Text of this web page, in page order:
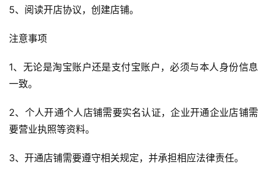
5、阅读开店协议，创建店铺。
注意事项
1、无论是淘宝账户还是支付宝账户，必须与本人身份信息
一致。
2、个人开通个人店铺需要实名认证，企业开通企业店铺需
要营业执照等资料。
3、开通店铺需要遵守相关规定，并承担相应法律责任。